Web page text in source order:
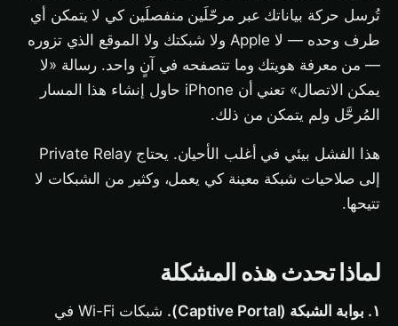
تُرسل حركة بياناتك عبر مرحّلَين منفصلَين كي لا يتمكن أي
طرف وحده — لا Apple ولا شبكتك ولا الموقع الذي تزوره
— من معرفة هويتك وما تتصفحه في آنٍ واحد. رسالة «لا
يمكن الاتصال» تعني أن iPhone حاول إنشاء هذا المسار
المُرحَّل ولم يتمكن من ذلك.
هذا الفشل بيئي في أغلب الأحيان. يحتاج Private Relay
إلى صلاحيات شبكة معينة كي يعمل، وكثير من الشبكات لا
تتيحها.
لماذا تحدث هذه المشكلة
١. بوابة الشبكة (Captive Portal).
شبكات Wi-Fi في